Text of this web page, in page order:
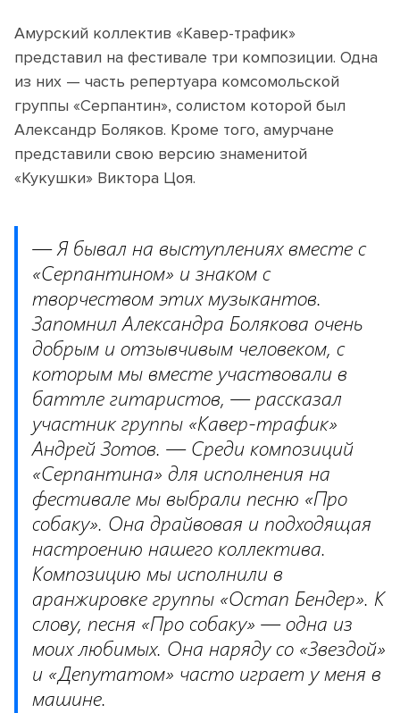
Амурский коллектив «Кавер-трафик»
представил на фестивале три композиции. Одна
из них — часть репертуара комсомольской
группы «Серпантин», солистом которой был
Александр Боляков. Кроме того, амурчане
представили свою версию знаменитой
«Кукушки» Виктора Цоя.
— Я бывал на выступлениях вместе с
«Серпантином» и знаком с
творчеством этих музыкантов.
Запомнил Александра Болякова очень
добрым и отзывчивым человеком, с
которым мы вместе участвовали в
баттле гитаристов, — рассказал
участник группы «Кавер-трафик»
Андрей Зотов. — Среди композиций
«Серпантина» для исполнения на
фестивале мы выбрали песню «Про
собаку». Она драйвовая и подходящая
настроению нашего коллектива.
Композицию мы исполнили в
аранжировке группы «Остап Бендер». К
слову, песня «Про собаку» — одна из
моих любимых. Она наряду со «Звездой»
и «Депутатом» часто играет у меня в
машине.